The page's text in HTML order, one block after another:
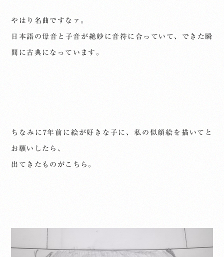
やはり名曲ですなァ。
日本語の母音と子音が絶妙に音符に合っていて、できた瞬
間に古典になっています。
ちなみに7年前に絵が好きな子に、私の似顔絵を描いてと
お願いしたら、
出てきたものがこちら。